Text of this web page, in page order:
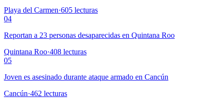
Playa del Carmen·605 lecturas
04
Reportan a 23 personas desaparecidas en Quintana Roo
Quintana Roo·408 lecturas
05
Joven es asesinado durante ataque armado en Cancún
Cancún·462 lecturas